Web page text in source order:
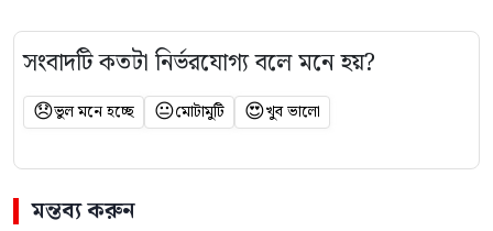
সংবাদটি কতটা নির্ভরযোগ্য বলে মনে হয়?
😞ভুল মনে হচ্ছে 😐মোটামুটি 😍খুব ভালো
মন্তব্য করুন